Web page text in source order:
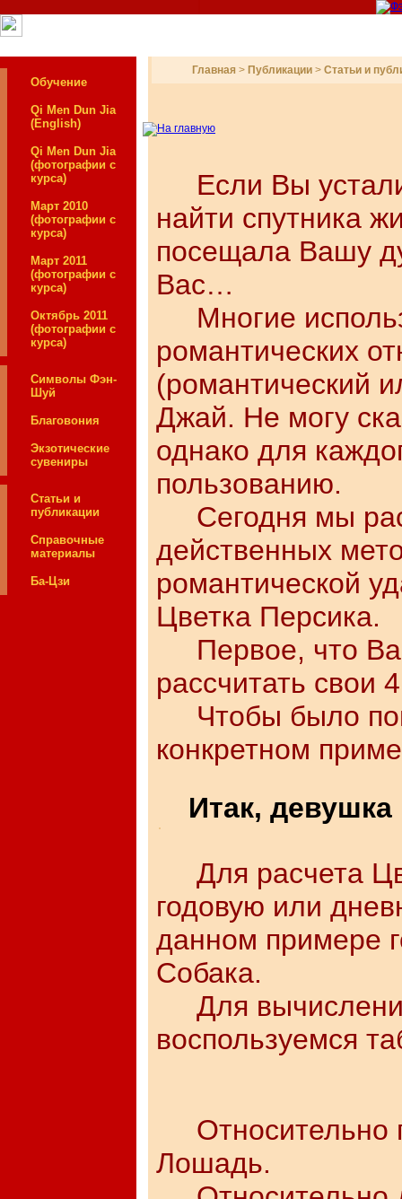
Обучение
Qi Men Dun Jia
(English)
Qi Men Dun Jia
(фотографии с
курса)
Март 2010
(фотографии с
курса)
Март 2011
(фотографии с
курса)
Октябрь 2011
(фотографии с
курса)
Символы Фэн-
Шуй
Благовония
Экзотические
сувениры
Статьи и
публикации
Справочные
материалы
Ба-Цзи
Главная > Публикации > Статьи и
Если Вы
найти спутника
посещала Вашу
Вас…
Многие
романтических
(романтический
Джай. Не могу
однако для
пользованию.
Сегодня мы
действенных
романтической
Цветка Персика.
Первое, что
рассчитать свои
Чтобы было
конкретном
Итак, девушка
Для расчета
годовую или
данном примере
Собака.
Для
воспользуемся
Относительно
Лошадь.